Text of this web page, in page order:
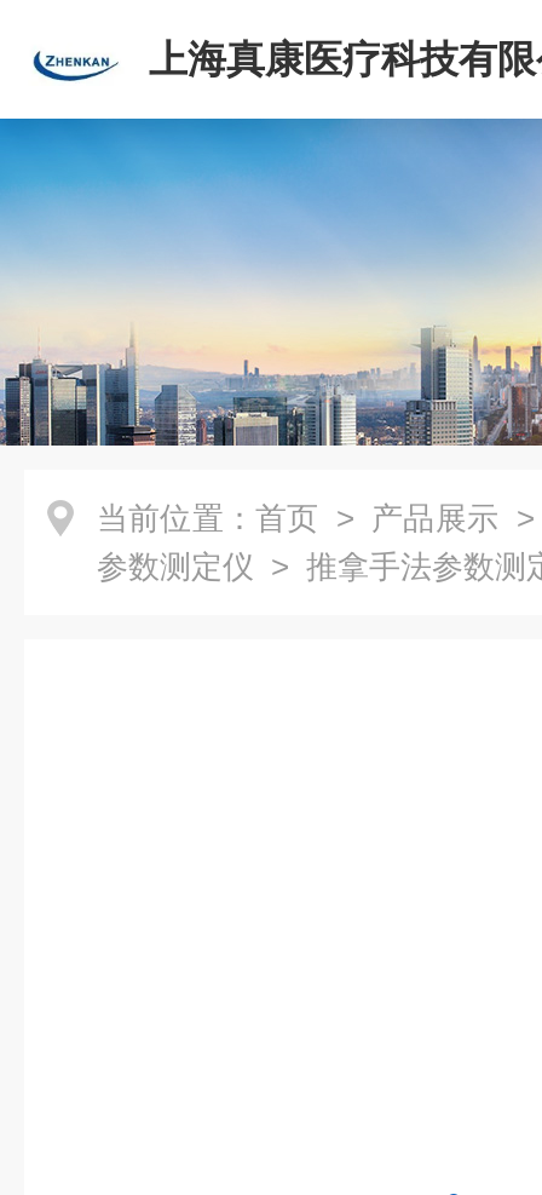
上海真康医疗科技有
当前位置： 首页 > 产品展示
参数测定仪 > 推拿手法参数测